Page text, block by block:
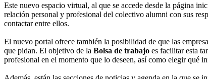
Este nuevo espacio virtual, al que se accede desde la página
relación personal y profesional del colectivo alumni con sus
contactar entre ellos.
El nuevo portal ofrece también la posibilidad de que las
que pidan. El objetivo de la Bolsa de trabajo es facilitar esta
profesional en el momento que lo deseen, así como elegir qué